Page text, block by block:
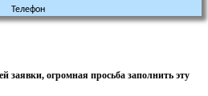
Телефон
заявки, огромная просьба заполнить эту